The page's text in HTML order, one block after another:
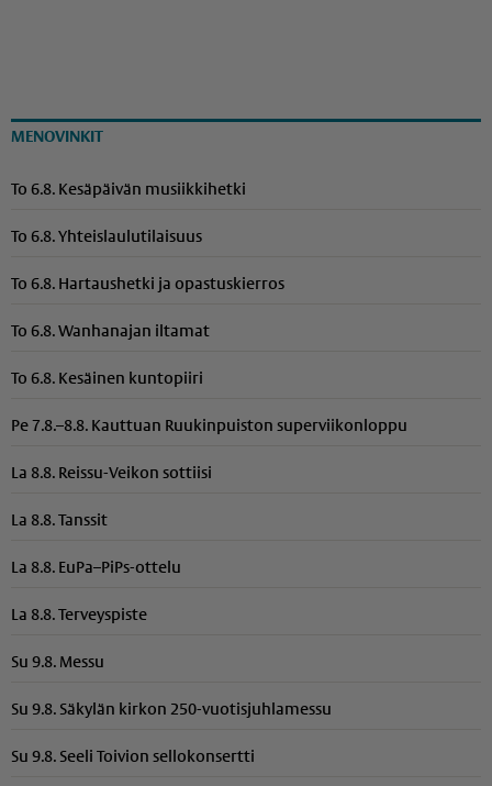
MENOVINKIT
To 6.8. Kesäpäivän musiikkihetki
To 6.8. Yhteis­lau­lu­ti­laisuus
To 6.8. Hartaushetki ja opastuskierros
To 6.8. Wanhanajan iltamat
To 6.8. Kesäinen kuntopiiri
Pe 7.8.–8.8. Kauttuan Ruukinpuiston superviikonloppu
La 8.8. Reissu-Veikon sottiisi
La 8.8. Tanssit
La 8.8. EuPa–PiPs-ottelu
La 8.8. Terveyspiste
Su 9.8. Messu
Su 9.8. Säkylän kirkon 250-vuotisjuhlamessu
Su 9.8. Seeli Toivion sellokonsertti